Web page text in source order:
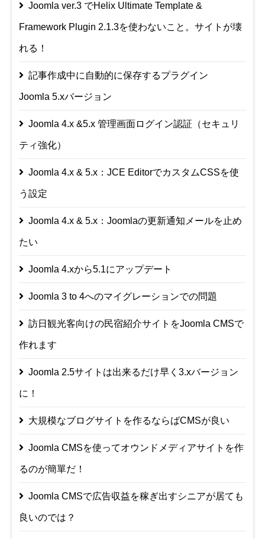
Joomla ver.3 でHelix Ultimate Template &
Framework Plugin 2.1.3を使わないこと。サイトが壊
れる！
記事作成中に自動的に保存するプラグイン
Joomla 5.xバージョン
Joomla 4.x &5.x 管理画面ログイン認証（セキュリ
ティ強化）
Joomla 4.x & 5.x：JCE EditorでカスタムCSSを使
う設定
Joomla 4.x & 5.x：Joomlaの更新通知メールを止め
たい
Joomla 4.xから5.1にアップデート
Joomla 3 to 4へのマイグレーションでの問題
訪日観光客向けの民宿紹介サイトをJoomla CMSで
作れます
Joomla 2.5サイトは出来るだけ早く3.xバージョン
に！
大規模なブログサイトを作るならばCMSが良い
Joomla CMSを使ってオウンドメディアサイトを作
るのが簡單だ！
Joomla CMSで広告収益を稼ぎ出すシニアが居ても
良いのでは？